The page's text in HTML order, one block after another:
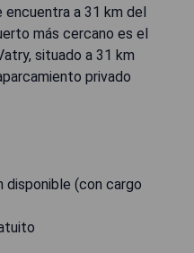
encuentra a 31 km del
más cercano es el
situado a 31 km
privado
disponible (con cargo